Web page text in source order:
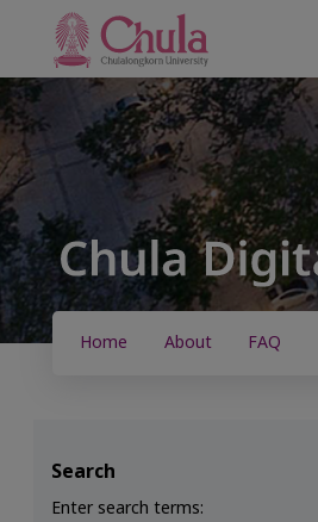
Home About FAQ
Search
Enter search terms: